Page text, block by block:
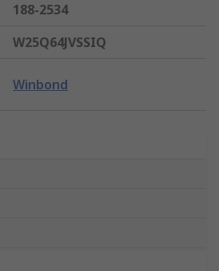
188-2534
W25Q64JVSSIQ
Winbond